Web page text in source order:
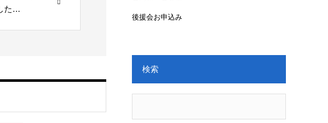
た…
後援会お申込み
検索